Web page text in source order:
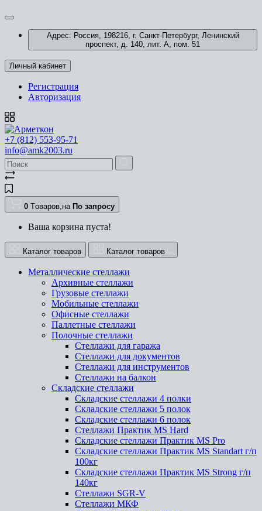
Адрес: Россия, 198216, г. Санкт-Петербург, Ленинский
проспект, д. 140, лит. А, пом. 51
Личный кабинет
Регистрация
Авторизация
+7 (812) 553-95-71
info@amk2003.ru
0 Tоваров,на По запросу
Ваша корзина пуста!
Каталог товаров Каталог товаров
Металлические стеллажи
Архивные стеллажи
Грузовые стеллажи
Мобильные стеллажи
Офисные стеллажи
Паллетные стеллажи
Полочные стеллажи
Стеллажи для гаража
Стеллажи для документов
Стеллажи для инструментов
Стеллажи на балкон
Складские стеллажи
Складские стеллажи 4 полки
Складские стеллажи 5 полок
Складские стеллажи 6 полок
Стеллажи Практик MS Hard
Складские стеллажи Практик MS Pro
Складские стеллажи Практик MS Standart г/п
100кг
Складские стеллажи Практик MS Strong г/п
140кг
Стеллажи SGR-V
Стеллажи МКФ